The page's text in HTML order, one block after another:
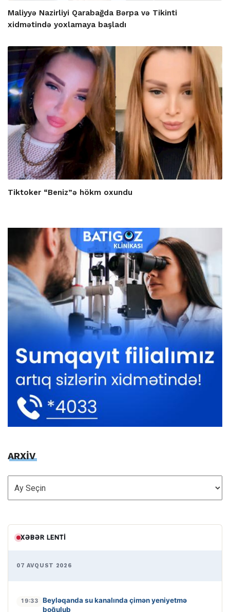
Maliyyə Nazirliyi Qarabağda Bərpa və Tikinti
xidmətində yoxlamaya başladı
Tiktoker “Beniz”ə hökm oxundu
ARXİV
ARXİV
XƏBƏR LENTI
07 AVQUST 2026
19:33
Beyləqanda su kanalında çimən yeniyetmə
boğulub